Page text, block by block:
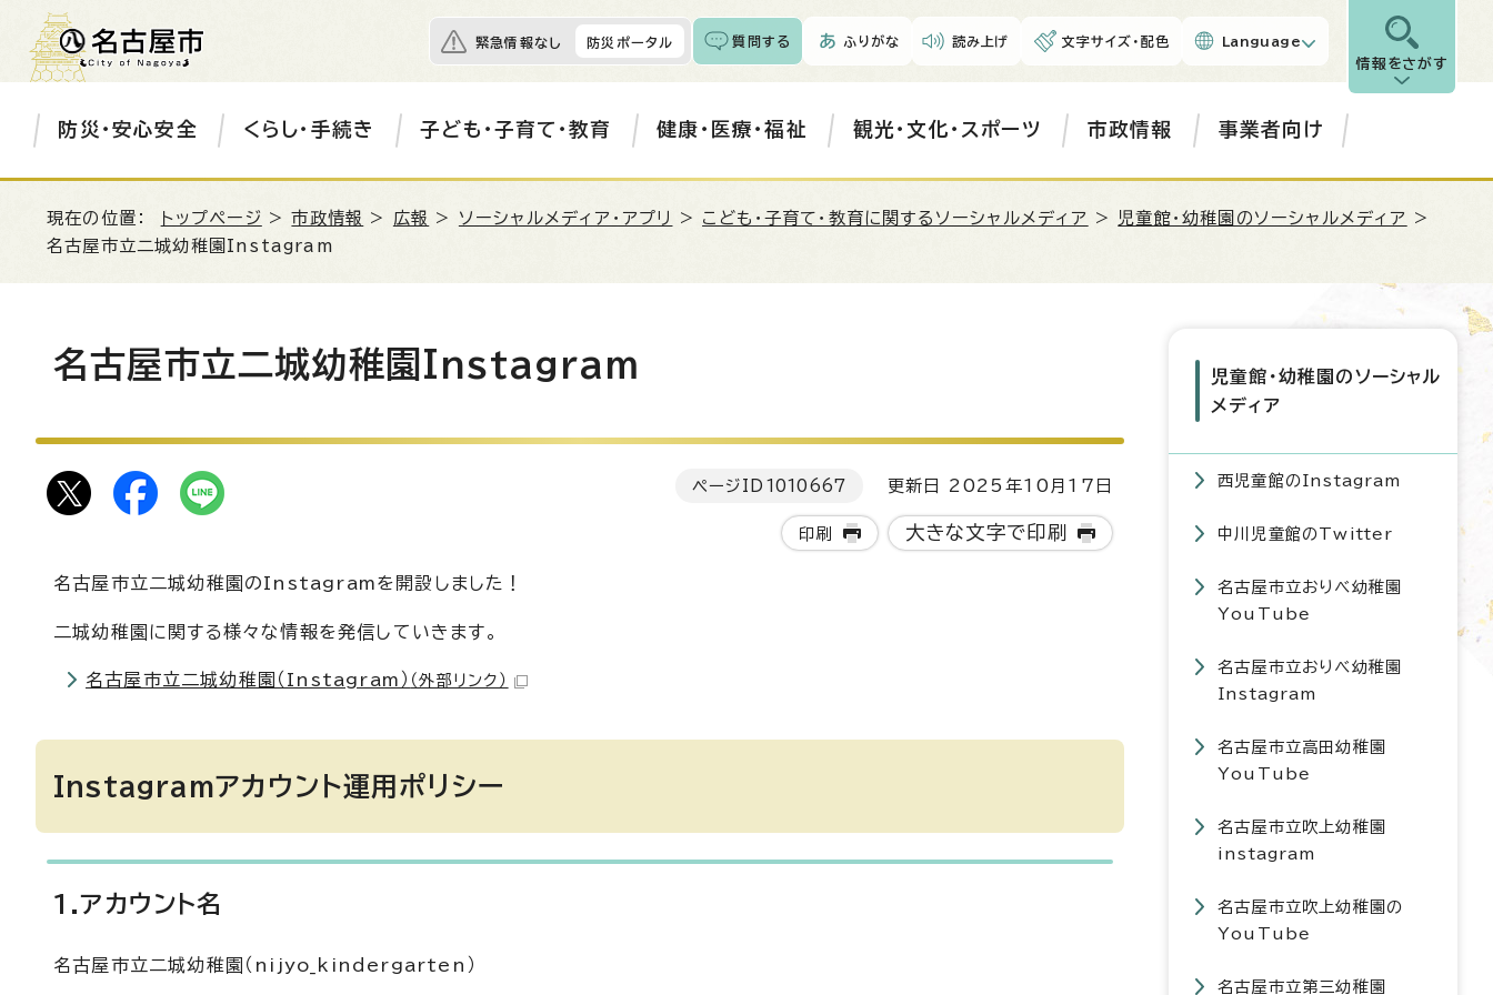
緊急情報なし 防災ポータル 質問する ふりがな 読み上げ 文字サイズ・配色 Language
情報をさがす
防災・安心安全 くらし・手続き 子ども・子育て・教育 健康・医療・福祉 観光・文化・スポーツ 市政情報 事業者向け
現在の位置： トップページ >市政情報 > 広報 > ソーシャルメディア・アプリ > こども・子育て・教育に関するソーシャルメディア > 児童館・幼稚園のソーシャルメディア
>
名古屋市立二城幼稚園Instagram
名古屋市立二城幼稚園Instagram
ページID 1010667 更新日 2025年10月17日
印刷 大きな文字で印刷
名古屋市立二城幼稚園のInstagramを開設しました！
二城幼稚園に関する様々な情報を発信していきます。
名古屋市立二城幼稚園（Instagram） （外部リンク）
Instagramアカウント運用ポリシー
1.アカウント名
名古屋市立二城幼稚園（nijyo_kindergarten）
児童館・幼稚園のソーシャル
メディア
西児童館のInstagram
中川児童館のTwitter
名古屋市立おりべ幼稚園
YouTube
名古屋市立おりべ幼稚園
Instagram
名古屋市立高田幼稚園
YouTube
名古屋市立吹上幼稚園
instagram
名古屋市立吹上幼稚園の
YouTube
名古屋市立第三幼稚園